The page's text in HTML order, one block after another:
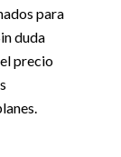
para
duda
precio